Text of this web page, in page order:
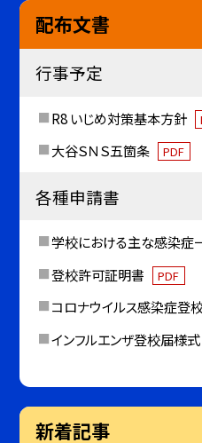
配布文書
行事予定
R8 いじめ対策基本方針
大谷ＳＮＳ五箇条
PDF
各種申請書
学校における主な感染症
登校許可証明書 PDF
コロナウイルス感染症登
インフルエンザ登校届様式
新着記事